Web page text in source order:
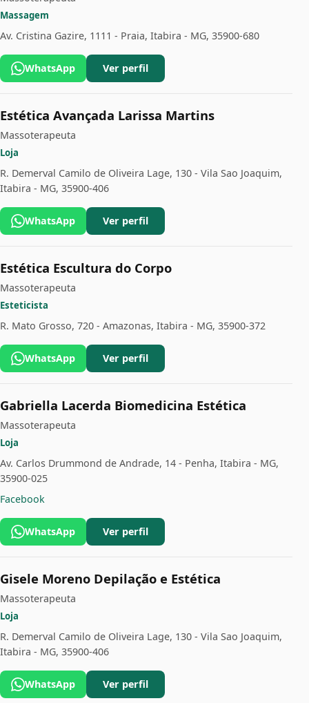
Massagem
Av. Cristina Gazire, 1111 - Praia, Itabira - MG, 35900-680
WhatsApp Ver perfil
Estética Avançada Larissa Martins
Massoterapeuta
Loja
R. Demerval Camilo de Oliveira Lage, 130 - Vila Sao Joaquim,
Itabira - MG, 35900-406
WhatsApp Ver perfil
Estética Escultura do Corpo
Massoterapeuta
Esteticista
R. Mato Grosso, 720 - Amazonas, Itabira - MG, 35900-372
WhatsApp Ver perfil
Gabriella Lacerda Biomedicina Estética
Massoterapeuta
Loja
Av. Carlos Drummond de Andrade, 14 - Penha, Itabira - MG,
35900-025
Facebook
WhatsApp Ver perfil
Gisele Moreno Depilação e Estética
Massoterapeuta
Loja
R. Demerval Camilo de Oliveira Lage, 130 - Vila Sao Joaquim,
Itabira - MG, 35900-406
WhatsApp Ver perfil